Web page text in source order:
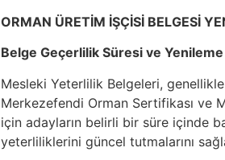
ORMAN ÜRETİM İŞÇİSİ BELGESİ
Belge Geçerlilik Süresi ve Yenileme
Mesleki Yeterlilik Belgeleri,
Merkezefendi Orman Sertifikası ve
için adayların belirli bir süre içinde
yeterliliklerini güncel tutmalarını